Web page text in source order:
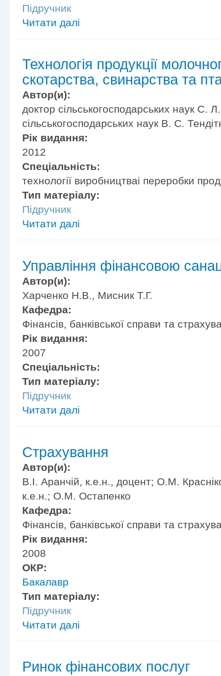
Підручник
Читати далі
Технологія продукції
скотарства, свинарства та
Автор(и):
доктор сільськогосподарських наук С.
сільськогосподарських наук В. С.
Рік видання:
2012
Спеціальність:
технології виробництваі переробки
Тип матеріалу:
Підручник
Читати далі
Управління фінансовою
Автор(и):
Харченко Н.В., Мисник Т.Г.
Кафедра:
Фінансів, банківської справи та
Рік видання:
2007
Спеціальність:
Тип матеріалу:
Підручник
Читати далі
Страхування
Автор(и):
В.І. Аранчій, к.е.н., доцент; О.М.
к.е.н.; О.М. Остапенко
Кафедра:
Фінансів, банківської справи та
Рік видання:
2008
ОКР:
Бакалавр
Тип матеріалу:
Підручник
Читати далі
Ринок фінансових послуг